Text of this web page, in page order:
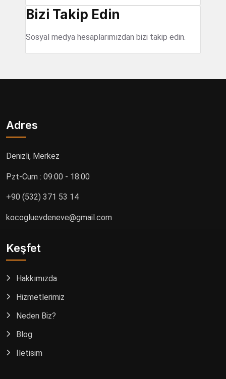
Bizi Takip Edin
Sosyal medya hesaplarımızdan bizi takip edin.
Adres
Denizli, Merkez
Pzt-Cum : 09:00 - 18:00
+90 (532) 371 53 14
kocogluevdeneve@gmail.com
Keşfet
Hakkımızda
Hizmetlerimiz
Neden Biz?
Blog
İletişim